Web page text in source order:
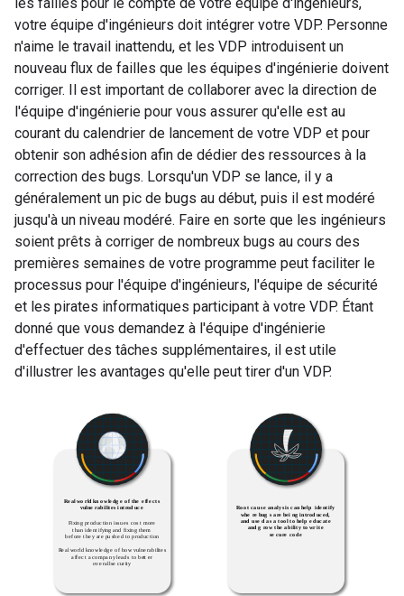
votre équipe d'ingénieurs doit intégrer votre VDP. Personne
n'aime le travail inattendu, et les VDP introduisent un
nouveau flux de failles que les équipes d'ingénierie doivent
corriger. Il est important de collaborer avec la direction de
l'équipe d'ingénierie pour vous assurer qu'elle est au
courant du calendrier de lancement de votre VDP et pour
obtenir son adhésion afin de dédier des ressources à la
correction des bugs. Lorsqu'un VDP se lance, il y a
généralement un pic de bugs au début, puis il est modéré
jusqu'à un niveau modéré. Faire en sorte que les ingénieurs
soient prêts à corriger de nombreux bugs au cours des
premières semaines de votre programme peut faciliter le
processus pour l'équipe d'ingénieurs, l'équipe de sécurité
et les pirates informatiques participant à votre VDP. Étant
donné que vous demandez à l'équipe d'ingénierie
d'effectuer des tâches supplémentaires, il est utile
d'illustrer les avantages qu'elle peut tirer d'un VDP.